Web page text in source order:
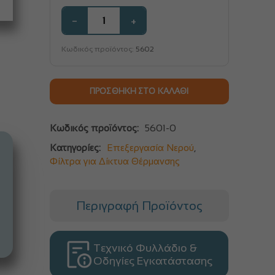
− +
Κωδικός προϊόντος: 5602
ΠΡΟΣΘΉΚΗ ΣΤΟ ΚΑΛΆΘΙ
Κωδικός προϊόντος:
5601-0
Κατηγορίες:
Επεξεργασία Νερού
Φίλτρα για Δίκτυα Θέρμανσης
Περιγραφή Προϊόντος
Τεχνικό Φυλλάδιο &
Οδηγίες Εγκατάστασης